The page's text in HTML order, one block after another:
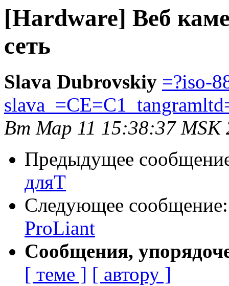
[Hardware] Веб
сеть
Slava Dubrovskiy =?iso-
Вт Мар 11 15:38:37 MSK
Предыдущее
дляT
Следующее
ProLiant
Сообщения,
[ теме ] [ автору ]